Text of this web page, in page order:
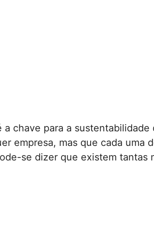
chave para a sustentabilidade
empresa, mas que cada uma
se dizer que existem tantas